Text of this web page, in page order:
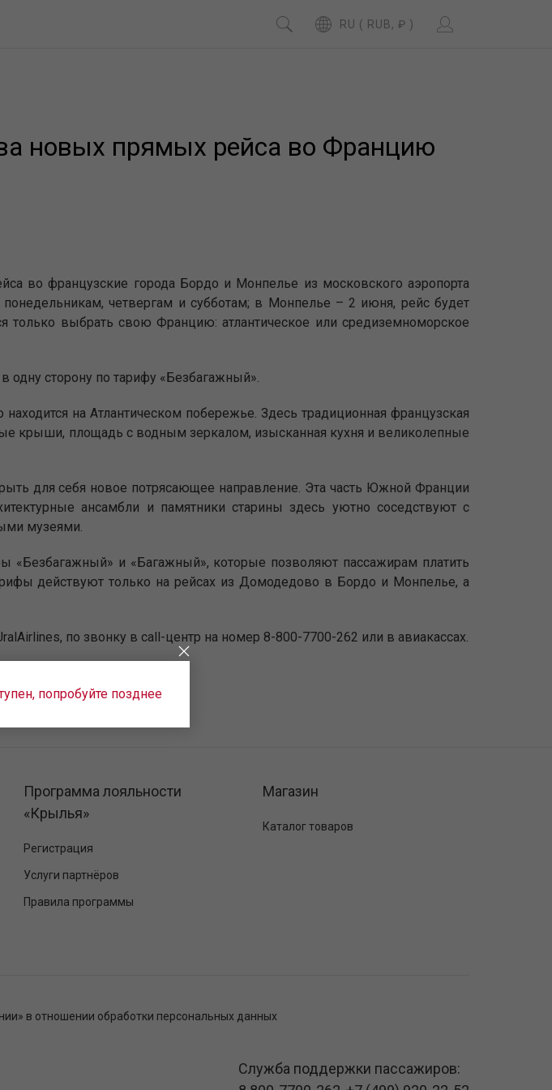
RU ( RUB, ₽ )
новых прямых рейса во Францию
во французские города Бордо и Монпелье из московского аэропорта
четвергам и субботам; в Монпелье – 2 июня, рейс будет
только выбрать свою Францию: атлантическое или средиземноморское
одну сторону по тарифу «Безбагажный».
на Атлантическом побережье. Здесь традиционная французская
крыши, площадь с водным зеркалом, изысканная кухня и великолепные
для себя новое потрясающее направление. Эта часть Южной Франции
ансамбли и памятники старины здесь уютно соседствуют с
музеями.
и «Багажный», которые позволяют пассажирам платить
действуют только на рейсах из Домодедово в Бордо и Монпелье, а
по звонку в call-центр на номер 8-800-7700-262 или в авиакассах.
попробуйте позднее
Программа лояльности
«Крылья»
Регистрация
Услуги партнёров
Правила программы
Магазин
Каталог товаров
в отношении обработки персональных данных
Служба поддержки пассажиров: